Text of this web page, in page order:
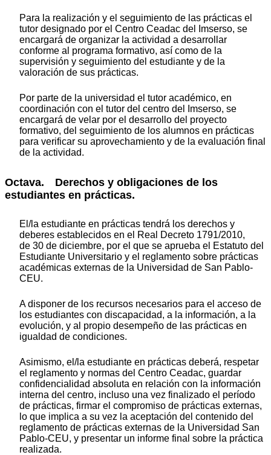
Para la realización y el seguimiento de las prácticas el
tutor designado por el Centro Ceadac del Imserso, se
encargará de organizar la actividad a desarrollar
conforme al programa formativo, así como de la
supervisión y seguimiento del estudiante y de la
valoración de sus prácticas.
Por parte de la universidad el tutor académico, en
coordinación con el tutor del centro del Imserso, se
encargará de velar por el desarrollo del proyecto
formativo, del seguimiento de los alumnos en prácticas
para verificar su aprovechamiento y de la evaluación final
de la actividad.
Octava. Derechos y obligaciones de los
estudiantes en prácticas.
El/la estudiante en prácticas tendrá los derechos y
deberes establecidos en el Real Decreto 1791/2010,
de 30 de diciembre, por el que se aprueba el Estatuto del
Estudiante Universitario y el reglamento sobre prácticas
académicas externas de la Universidad de San Pablo-
CEU.
A disponer de los recursos necesarios para el acceso de
los estudiantes con discapacidad, a la información, a la
evolución, y al propio desempeño de las prácticas en
igualdad de condiciones.
Asimismo, el/la estudiante en prácticas deberá, respetar
el reglamento y normas del Centro Ceadac, guardar
confidencialidad absoluta en relación con la información
interna del centro, incluso una vez finalizado el período
de prácticas, firmar el compromiso de prácticas externas,
lo que implica a su vez la aceptación del contenido del
reglamento de prácticas externas de la Universidad San
Pablo-CEU, y presentar un informe final sobre la práctica
realizada.